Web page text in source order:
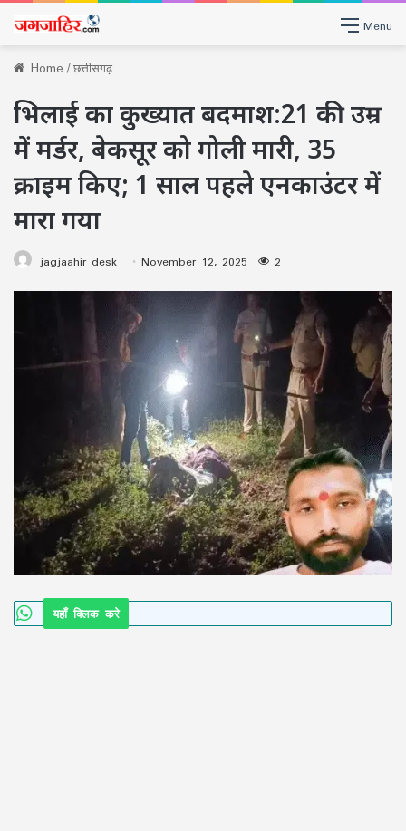
Menu
Home/छत्तीसगढ़
भिलाई का कुख्यात बदमाश:21 की उम्र
में मर्डर, बेकसूर को गोली मारी, 35
क्राइम किए; 1 साल पहले एनकाउंटर में
मारा गया
jagjaahir desk November 12, 2025 2
यहाँ क्लिक करे